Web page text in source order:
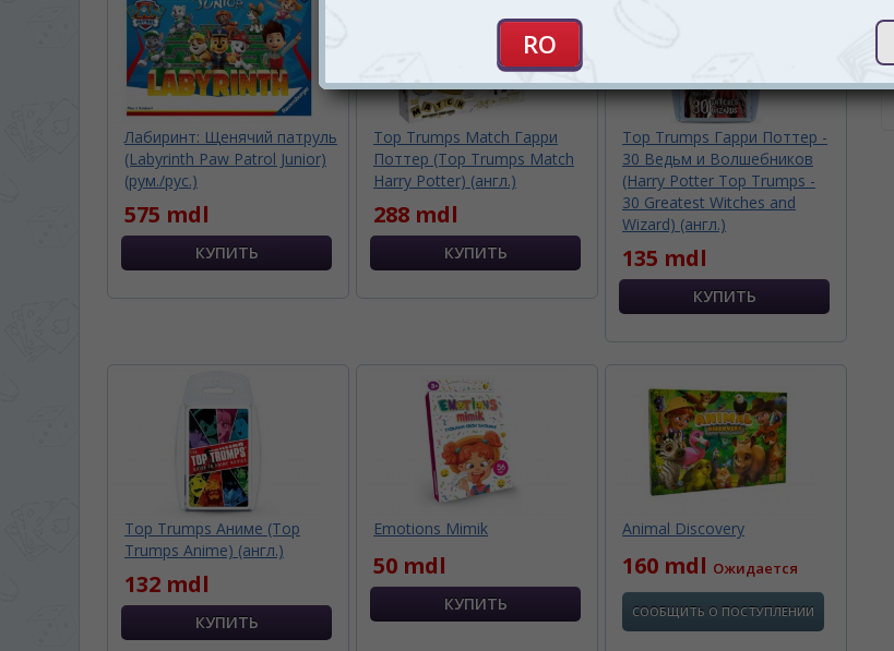
Лабиринт: Щенячий патруль
(Labyrinth Paw Patrol Junior)
(рум./рус.)
575 mdl
Top Trumps Match Гарри
Поттер (Top Trumps Match
Harry Potter) (англ.)
288 mdl
Top Trumps Гарри Поттер -
30 Ведьм и Волшебников
(Harry Potter Top Trumps -
30 Greatest Witches and
Wizard) (англ.)
135 mdl
Top Trumps Аниме (Top
Trumps Anime) (англ.)
132 mdl
Emotions Mimik
50 mdl
Animal Discovery
160 mdl Ожидается
СООБЩИТЬ О ПОСТУПЛЕНИИ